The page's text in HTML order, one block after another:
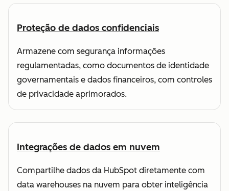
Proteção de dados confidenciais
Armazene com segurança informações
regulamentadas, como documentos de identidade
governamentais e dados financeiros, com controles
de privacidade aprimorados.
Integrações de dados em nuvem
Compartilhe dados da HubSpot diretamente com
data warehouses na nuvem para obter inteligência